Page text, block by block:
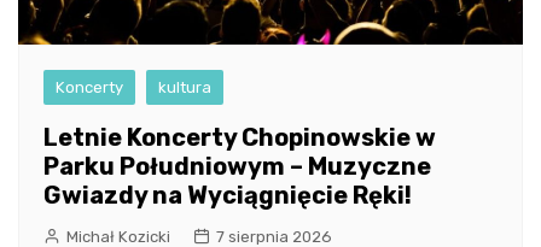
Koncerty kultura
Letnie Koncerty Chopinowskie w
Parku Południowym – Muzyczne
Gwiazdy na Wyciągnięcie Ręki!
Michał Kozicki 7 sierpnia 2026